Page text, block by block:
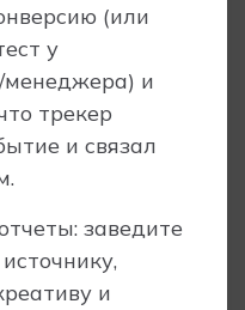
(или
у
и
трекер
и связал
заведите
и